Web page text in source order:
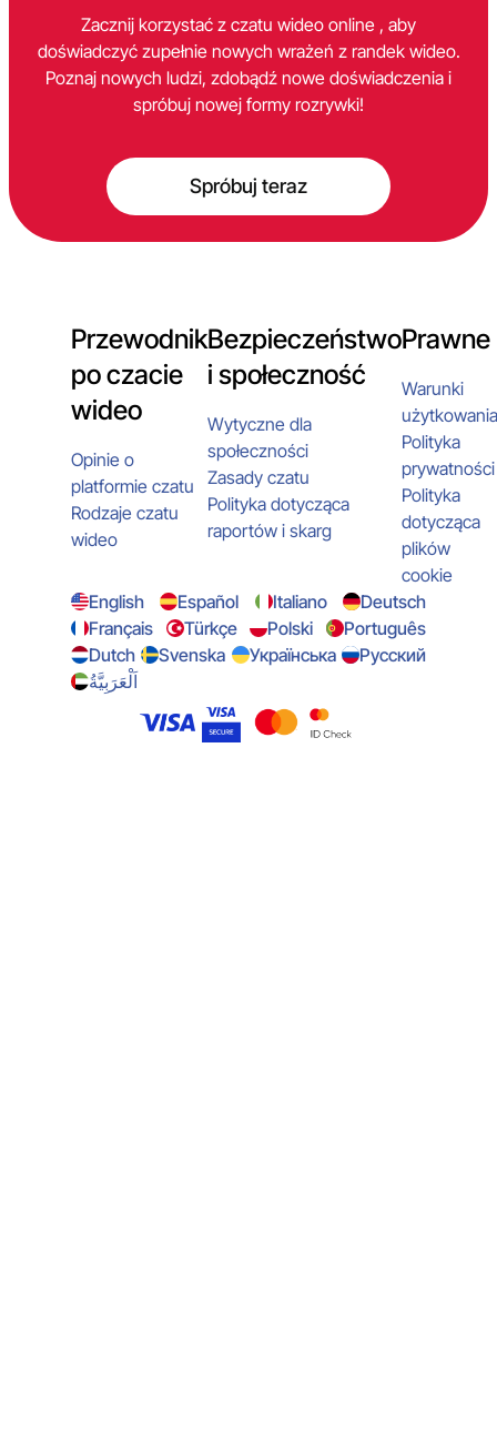
Zacznij korzystać z czatu wideo online , aby
doświadczyć zupełnie nowych wrażeń z randek wideo.
Poznaj nowych ludzi, zdobądź nowe doświadczenia i
spróbuj nowej formy rozrywki!
Spróbuj teraz
Przewodnik
po czacie
wideo
Opinie o
platformie czatu
Rodzaje czatu
wideo
Bezpieczeństwo
i społeczność
Wytyczne dla
społeczności
Zasady czatu
Polityka dotycząca
raportów i skarg
Prawne
Warunki
użytkowania
Polityka
prywatności
Polityka
dotycząca
plików
cookie
English
Español Italiano
Deutsch
Français
Türkçe Polski
Português
Dutch
Svenska Українська
Русский
اَلْعَرَبِيَّةُ